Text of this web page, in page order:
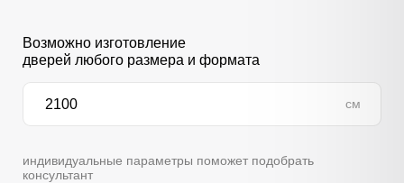
Возможно изготовление
дверей любого размера и формата
см
индивидуальные параметры поможет подобрать
консультант